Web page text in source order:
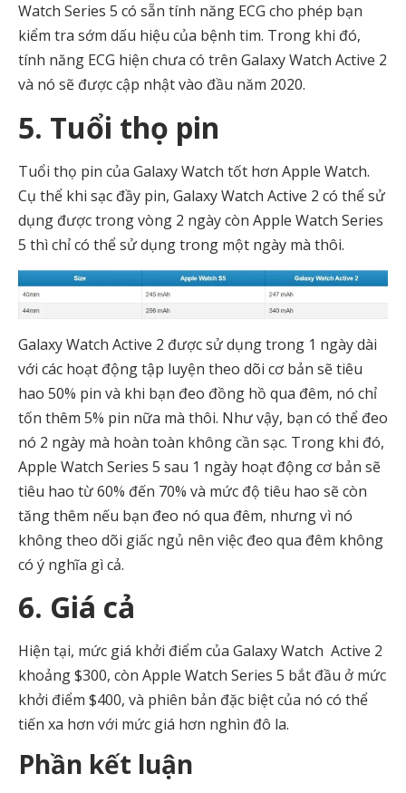
Watch Series 5 có sẵn tính năng ECG cho phép bạn
kiểm tra sớm dấu hiệu của bệnh tim. Trong khi đó,
tính năng ECG hiện chưa có trên Galaxy Watch Active 2
và nó sẽ được cập nhật vào đầu năm 2020.
5. Tuổi thọ pin
Tuổi thọ pin của Galaxy Watch tốt hơn Apple Watch.
Cụ thể khi sạc đầy pin, Galaxy Watch Active 2 có thể sử
dụng được trong vòng 2 ngày còn Apple Watch Series
5 thì chỉ có thể sử dụng trong một ngày mà thôi.
Galaxy Watch Active 2 được sử dụng trong 1 ngày dài
với các hoạt động tập luyện theo dõi cơ bản sẽ tiêu
hao 50% pin và khi bạn đeo đồng hồ qua đêm, nó chỉ
tốn thêm 5% pin nữa mà thôi. Như vậy, bạn có thể đeo
nó 2 ngày mà hoàn toàn không cần sạc. Trong khi đó,
Apple Watch Series 5 sau 1 ngày hoạt động cơ bản sẽ
tiêu hao từ 60% đến 70% và mức độ tiêu hao sẽ còn
tăng thêm nếu bạn đeo nó qua đêm, nhưng vì nó
không theo dõi giấc ngủ nên việc đeo qua đêm không
có ý nghĩa gì cả.
6. Giá cả
Hiện tại, mức giá khởi điểm của Galaxy Watch Active 2
khoảng $300, còn Apple Watch Series 5 bắt đầu ở mức
khởi điểm $400, và phiên bản đặc biệt của nó có thể
tiến xa hơn với mức giá hơn nghìn đô la.
Phần kết luận